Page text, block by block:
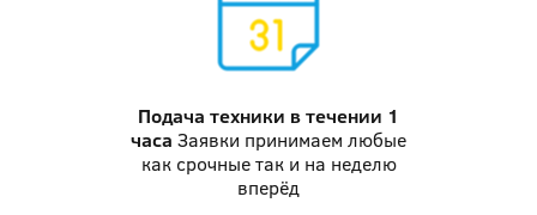
Подача техники в течении 1
часа Заявки принимаем любые
как срочные так и на неделю
вперёд